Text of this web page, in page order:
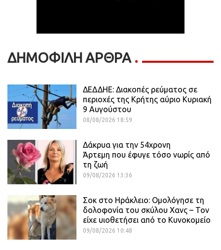
ΔΗΜΟΦΙΛΗ ΑΡΘΡΑ
ΔΕΔΔΗΕ: Διακοπές ρεύματος σε
περιοχές της Κρήτης αύριο Κυριακή
9 Αυγούστου
08/08/2026 18:59
Δάκρυα για την 54χρονη
Άρτεμη που έφυγε τόσο νωρίς από
τη ζωή
09/08/2026 13:36
Σοκ στο Ηράκλειο: Ομολόγησε τη
δολοφονία του σκύλου Χανς – Τον
είχε υιοθετήσει από το Κυνοκομείο
09/08/2026 10:48